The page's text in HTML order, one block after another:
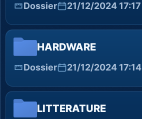
Dossier 21/12/2024 17:17
HARDWARE
Dossier 21/12/2024 17:14
LITTERATURE